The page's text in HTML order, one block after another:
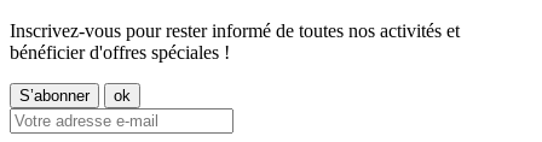
Inscrivez-vous pour rester informé de toutes nos activités et
bénéficier d'offres spéciales !